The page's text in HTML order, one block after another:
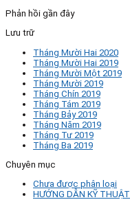
Phản hồi gần đây
Lưu trữ
Tháng Mười Hai 2020
Tháng Mười Hai 2019
Tháng Mười Một 2019
Tháng Mười 2019
Tháng Chín 2019
Tháng Tám 2019
Tháng Bảy 2019
Tháng Năm 2019
Tháng Tư 2019
Tháng Ba 2019
Chuyên mục
Chưa được phân loại
HƯỚNG DẪN KỸ THUẬT